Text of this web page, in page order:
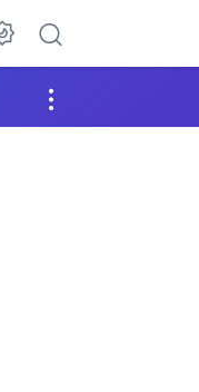
Dark Mode